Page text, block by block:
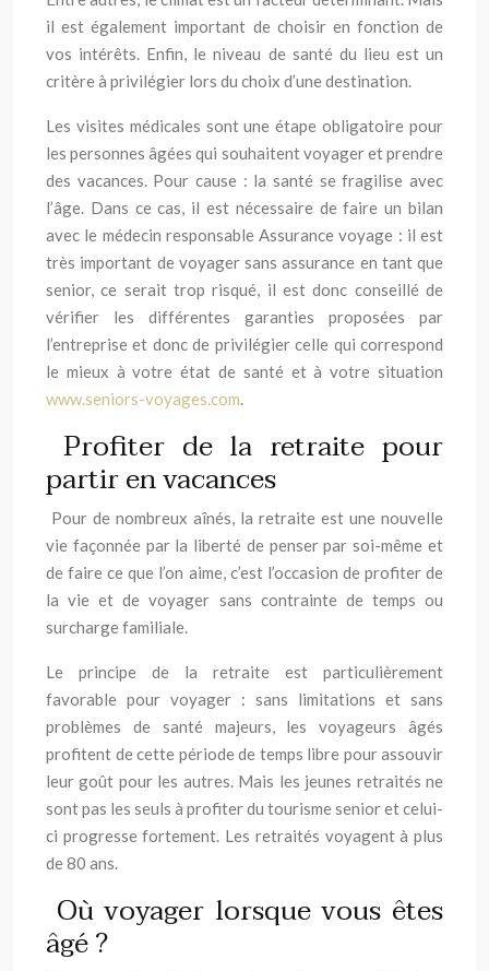
il est également important de choisir en fonction de
vos intérêts. Enfin, le niveau de santé du lieu est un
critère à privilégier lors du choix d’une destination.
Les visites médicales sont une étape obligatoire pour
les personnes âgées qui souhaitent voyager et prendre
des vacances. Pour cause : la santé se fragilise avec
l’âge. Dans ce cas, il est nécessaire de faire un bilan
avec le médecin responsable Assurance voyage : il est
très important de voyager sans assurance en tant que
senior, ce serait trop risqué, il est donc conseillé de
vérifier les différentes garanties proposées par
l’entreprise et donc de privilégier celle qui correspond
le mieux à votre état de santé et à votre situation
www.seniors-voyages.com.
Profiter de la retraite pour
partir en vacances
Pour de nombreux aînés, la retraite est une nouvelle
vie façonnée par la liberté de penser par soi-même et
de faire ce que l’on aime, c’est l’occasion de profiter de
la vie et de voyager sans contrainte de temps ou
surcharge familiale.
Le principe de la retraite est particulièrement
favorable pour voyager : sans limitations et sans
problèmes de santé majeurs, les voyageurs âgés
profitent de cette période de temps libre pour assouvir
leur goût pour les autres. Mais les jeunes retraités ne
sont pas les seuls à profiter du tourisme senior et celui-
ci progresse fortement. Les retraités voyagent à plus
de 80 ans.
Où voyager lorsque vous êtes
âgé ?